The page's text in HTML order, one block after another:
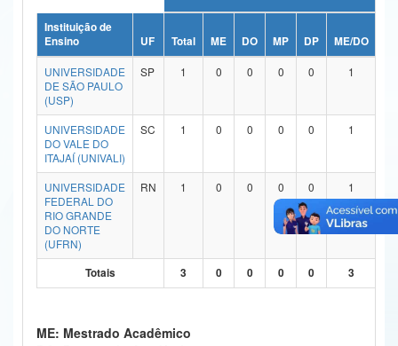
Ministério da Ciência, Tecnologia, Inovações e Comunicações
Ministério do Meio Ambiente
Ministério do Turismo
Ministério do Desenvolvimento Regional
Controladoria-Geral da União
Ministério da Mulher, da Família e dos Direitos Humanos
Secretaria-Geral
Secretaria de Governo
Advocacia-Geral da União
Instituição de
Ensino
UF Total ME DO MP DP ME/DO
UNIVERSIDADE
DE SÃO PAULO
(USP)
SP 1 0 0 0 0 1
UNIVERSIDADE
DO VALE DO
ITAJAÍ (UNIVALI)
SC 1 0 0 0 0 1
UNIVERSIDADE
FEDERAL DO
RIO GRANDE
DO NORTE
(UFRN)
RN 1 0 0 0 0 1
Totais 3 0 0 0 0 3
ME: Mestrado Acadêmico